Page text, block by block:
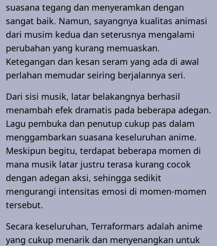
suasana tegang dan menyeramkan dengan
sangat baik. Namun, sayangnya kualitas animasi
dari musim kedua dan seterusnya mengalami
perubahan yang kurang memuaskan.
Ketegangan dan kesan seram yang ada di awal
perlahan memudar seiring berjalannya seri.
Dari sisi musik, latar belakangnya berhasil
menambah efek dramatis pada beberapa adegan.
Lagu pembuka dan penutup cukup pas dalam
menggambarkan suasana keseluruhan anime.
Meskipun begitu, terdapat beberapa momen di
mana musik latar justru terasa kurang cocok
dengan adegan aksi, sehingga sedikit
mengurangi intensitas emosi di momen-momen
tersebut.
Secara keseluruhan, Terraformars adalah anime
yang cukup menarik dan menyenangkan untuk